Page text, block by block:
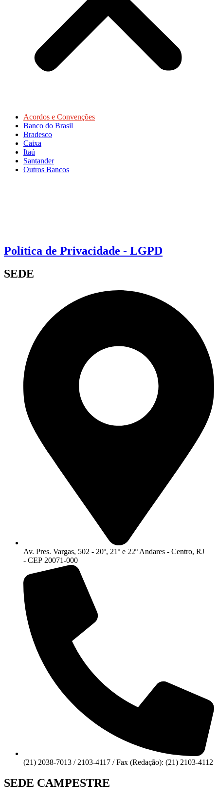
Acordos e Convenções
Banco do Brasil
Bradesco
Caixa
Itaú
Santander
Outros Bancos
Política de Privacidade - LGPD
SEDE
Av. Pres. Vargas, 502 - 20º, 21º e 22º Andares - Centro, RJ
- CEP 20071-000
(21) 2038-7013 / 2103-4117 / Fax (Redação): (21) 2103-4112
SEDE CAMPESTRE